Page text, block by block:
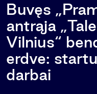
Buvęs
antrąja
Vilnius“
erdve:
darbai